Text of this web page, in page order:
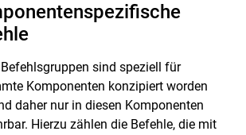
Befehlsgruppen sind speziell für
Komponenten konzipiert worden
daher nur in diesen Komponenten
Hierzu zählen die Befehle, die mit